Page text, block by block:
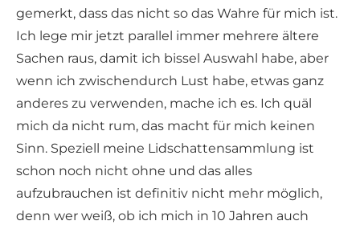
gemerkt, dass das nicht so das Wahre für mich ist.
Ich lege mir jetzt parallel immer mehrere ältere
Sachen raus, damit ich bissel Auswahl habe, aber
wenn ich zwischendurch Lust habe, etwas ganz
anderes zu verwenden, mache ich es. Ich quäl
mich da nicht rum, das macht für mich keinen
Sinn. Speziell meine Lidschattensammlung ist
schon noch nicht ohne und das alles
aufzubrauchen ist definitiv nicht mehr möglich,
denn wer weiß, ob ich mich in 10 Jahren auch